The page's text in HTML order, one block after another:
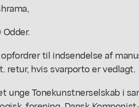
til indsendelse af
retur, hvis svarporto er vedlagt.
unge Tonekunstnerselskab i